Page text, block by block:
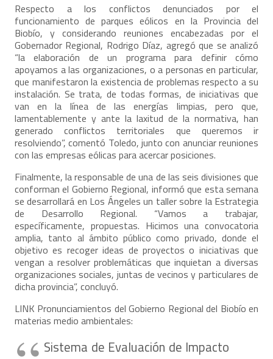
Respecto a los conflictos denunciados por el
funcionamiento de parques eólicos en la Provincia del
Biobío, y considerando reuniones encabezadas por el
Gobernador Regional, Rodrigo Díaz, agregó que se analizó
“la elaboración de un programa para definir cómo
apoyamos a las organizaciones, o a personas en particular,
que manifestaron la existencia de problemas respecto a su
instalación. Se trata, de todas formas, de iniciativas que
van en la línea de las energías limpias, pero que,
lamentablemente y ante la laxitud de la normativa, han
generado conflictos territoriales que queremos ir
resolviendo”, comentó Toledo, junto con anunciar reuniones
con las empresas eólicas para acercar posiciones.
Finalmente, la responsable de una de las seis divisiones que
conforman el Gobierno Regional, informó que esta semana
se desarrollará en Los Ángeles un taller sobre la Estrategia
de Desarrollo Regional. “Vamos a trabajar,
específicamente, propuestas. Hicimos una convocatoria
amplia, tanto al ámbito público como privado, donde el
objetivo es recoger ideas de proyectos o iniciativas que
vengan a resolver problemáticas que inquietan a diversas
organizaciones sociales, juntas de vecinos y particulares de
dicha provincia”, concluyó.
LINK Pronunciamientos del Gobierno Regional del Biobío en
materias medio ambientales:
Sistema de Evaluación de Impacto